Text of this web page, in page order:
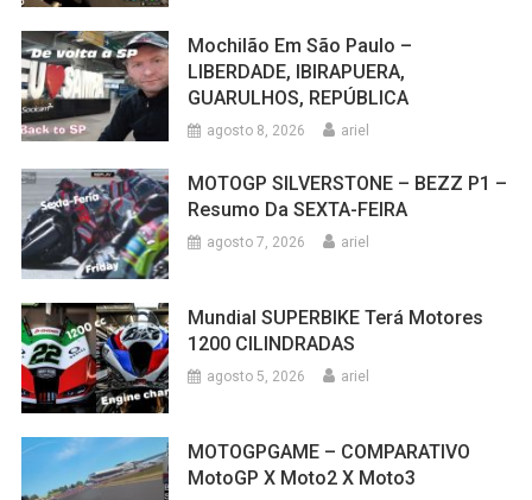
Mochilão Em São Paulo –
LIBERDADE, IBIRAPUERA,
GUARULHOS, REPÚBLICA
agosto 8, 2026 ariel
MOTOGP SILVERSTONE – BEZZ P1 –
Resumo Da SEXTA-FEIRA
agosto 7, 2026 ariel
Mundial SUPERBIKE Terá Motores
1200 CILINDRADAS
agosto 5, 2026 ariel
MOTOGPGAME – COMPARATIVO
MotoGP X Moto2 X Moto3